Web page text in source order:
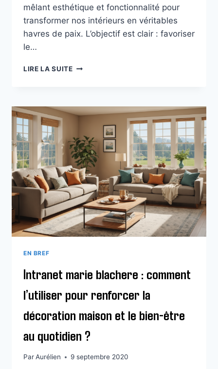
mêlant esthétique et fonctionnalité pour
transformer nos intérieurs en véritables
havres de paix. L’objectif est clair : favoriser
le…
LIRE LA SUITEDÉCORATION
:
TRANSFORMEZ
INTÉRIEUR
EN
HAVRE
DE
PAIX
GRÂCE
AUX
CONSEILS
TENDANCE
2025
EN BREF
Intranet marie blachere : comment
l’utiliser pour renforcer la
décoration maison et le bien-être
au quotidien ?
ParAurélien 9 septembre 2020